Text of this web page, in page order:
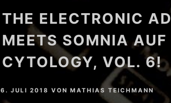
THE ELECTRONIC
MEETS SOMNIA AUF
CYTOLOGY, VOL. 6!
6. JULI 2018 VON MATHIAS TEICHMANN